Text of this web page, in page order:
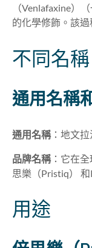
（Venlafaxine）（
的化學修飾。該
不同名稱
通用名稱
通用名稱： 地文拉
品牌名稱：它在
思樂（Pristiq） 和
用途